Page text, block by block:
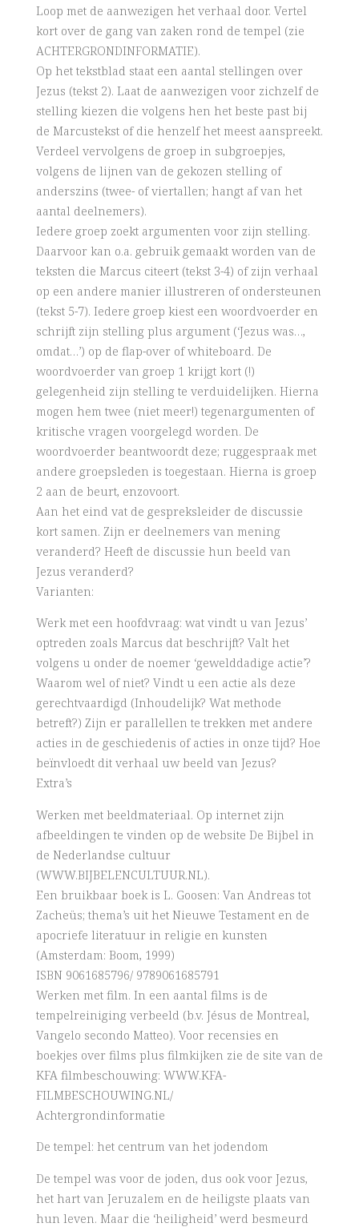
Loop met de aanwezigen het verhaal door. Vertel
kort over de gang van zaken rond de tempel (zie
ACHTERGRONDINFORMATIE).
Op het tekstblad staat een aantal stellingen over
Jezus (tekst 2). Laat de aanwezigen voor zichzelf de
stelling kiezen die volgens hen het beste past bij
de Marcustekst of die henzelf het meest aanspreekt.
Verdeel vervolgens de groep in subgroepjes,
volgens de lijnen van de gekozen stelling of
anderszins (twee- of viertallen; hangt af van het
aantal deelnemers).
Iedere groep zoekt argumenten voor zijn stelling.
Daarvoor kan o.a. gebruik gemaakt worden van de
teksten die Marcus citeert (tekst 3-4) of zijn verhaal
op een andere manier illustreren of ondersteunen
(tekst 5-7). Iedere groep kiest een woordvoerder en
schrijft zijn stelling plus argument (‘Jezus was…,
omdat…’) op de flap-over of whiteboard. De
woordvoerder van groep 1 krijgt kort (!)
gelegenheid zijn stelling te verduidelijken. Hierna
mogen hem twee (niet meer!) tegenargumenten of
kritische vragen voorgelegd worden. De
woordvoerder beantwoordt deze; ruggespraak met
andere groepsleden is toegestaan. Hierna is groep
2 aan de beurt, enzovoort.
Aan het eind vat de gespreksleider de discussie
kort samen. Zijn er deelnemers van mening
veranderd? Heeft de discussie hun beeld van
Jezus veranderd?
Varianten:
Werk met een hoofdvraag: wat vindt u van Jezus’
optreden zoals Marcus dat beschrijft? Valt het
volgens u onder de noemer ‘gewelddadige actie’?
Waarom wel of niet? Vindt u een actie als deze
gerechtvaardigd (Inhoudelijk? Wat methode
betreft?) Zijn er parallellen te trekken met andere
acties in de geschiedenis of acties in onze tijd? Hoe
beïnvloedt dit verhaal uw beeld van Jezus?
Extra’s
Werken met beeldmateriaal. Op internet zijn
afbeeldingen te vinden op de website De Bijbel in
de Nederlandse cultuur
(WWW.BIJBELENCULTUUR.NL).
Een bruikbaar boek is L. Goosen: Van Andreas tot
Zacheüs; thema’s uit het Nieuwe Testament en de
apocriefe literatuur in religie en kunsten
(Amsterdam: Boom, 1999)
ISBN 9061685796/ 9789061685791
Werken met film. In een aantal films is de
tempelreiniging verbeeld (b.v. Jésus de Montreal,
Vangelo secondo Matteo). Voor recensies en
boekjes over films plus filmkijken zie de site van de
KFA filmbeschouwing: WWW.KFA-
FILMBESCHOUWING.NL/
Achtergrondinformatie
De tempel: het centrum van het jodendom
De tempel was voor de joden, dus ook voor Jezus,
het hart van Jeruzalem en de heiligste plaats van
hun leven. Maar die ‘heiligheid’ werd besmeurd